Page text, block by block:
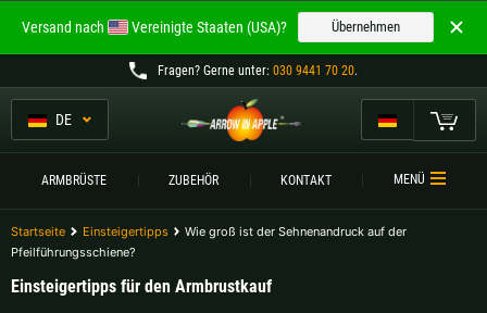
DE
ARMBRÜSTE ZUBEHÖR KONTAKT MENÜ
Startseite Einsteigertipps
Wie groß ist der Sehnenandruck auf der
Pfeilführungsschiene?
Einsteigertipps für den Armbrustkauf
Willkommen bei
ARROW IN APPLE
Die besten Armbrüste.
Bitte wählen Sie Ihre Sprache aus:
Deutsch (AT)
Versand nach Vereinigte Staaten (USA)? Übernehmen
Fragen? Gerne unter: 030 9441 70 20.
Die besten Armbrüste.
Mein Warenkorb
ARMBRÜSTE